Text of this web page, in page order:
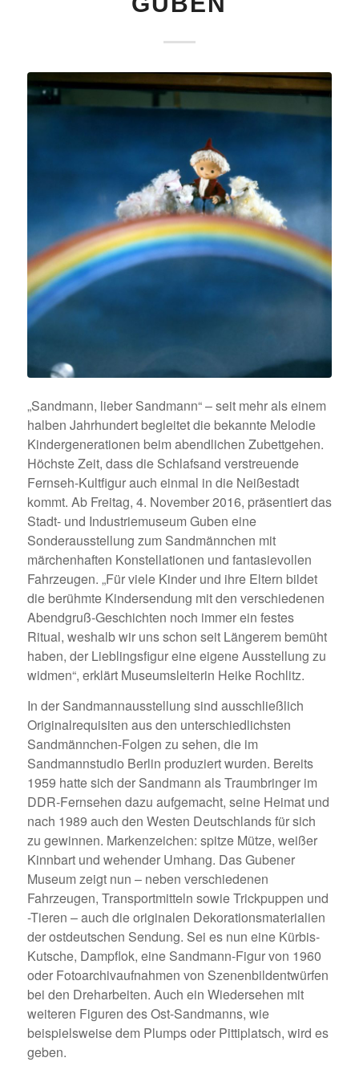
„Sandmann, lieber Sandmann“ – seit mehr als einem
halben Jahrhundert begleitet die bekannte Melodie
Kindergenerationen beim abendlichen Zubettgehen.
Höchste Zeit, dass die Schlafsand verstreuende
Fernseh-Kultfigur auch einmal in die Neißestadt
kommt. Ab Freitag, 4. November 2016, präsentiert das
Stadt- und Industriemuseum Guben eine
Sonderausstellung zum Sandmännchen mit
märchenhaften Konstellationen und fantasievollen
Fahrzeugen. „Für viele Kinder und ihre Eltern bildet
die berühmte Kindersendung mit den verschiedenen
Abendgruß-Geschichten noch immer ein festes
Ritual, weshalb wir uns schon seit Längerem bemüht
haben, der Lieblingsfigur eine eigene Ausstellung zu
widmen“, erklärt Museumsleiterin Heike Rochlitz.
In der Sandmannausstellung sind ausschließlich
Originalrequisiten aus den unterschiedlichsten
Sandmännchen-Folgen zu sehen, die im
Sandmannstudio Berlin produziert wurden. Bereits
1959 hatte sich der Sandmann als Traumbringer im
DDR-Fernsehen dazu aufgemacht, seine Heimat und
nach 1989 auch den Westen Deutschlands für sich
zu gewinnen. Markenzeichen: spitze Mütze, weißer
Kinnbart und wehender Umhang. Das Gubener
Museum zeigt nun – neben verschiedenen
Fahrzeugen, Transportmitteln sowie Trickpuppen und
-Tieren – auch die originalen Dekorationsmaterialien
der ostdeutschen Sendung. Sei es nun eine Kürbis-
Kutsche, Dampflok, eine Sandmann-Figur von 1960
oder Fotoarchivaufnahmen von Szenenbildentwürfen
bei den Dreharbeiten. Auch ein Wiedersehen mit
weiteren Figuren des Ost-Sandmanns, wie
beispielsweise dem Plumps oder Pittiplatsch, wird es
geben.